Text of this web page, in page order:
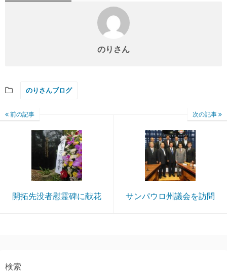
のりさん
のりさんブログ
前の記事
開拓先没者慰霊碑に献花
次の記事
サンパウロ州議会を訪問
検索